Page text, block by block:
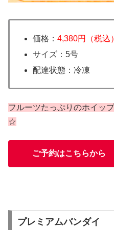
価格：4,380円（税込
サイズ：5号
配達状態：冷凍
フルーツたっぷりのホイッ
☆
ご予約はこちらから
プレミアムバンダイ